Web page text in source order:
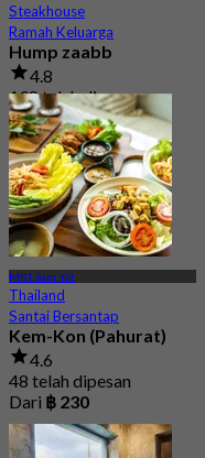
Steakhouse
Ramah Keluarga
Hump zaabb
4.8
198 telah dipesan
Dari฿ 495
MRT Sam Yot
Thailand
Santai Bersantap
Kem-Kon (Pahurat)
4.6
48 telah dipesan
Dari ฿ 230